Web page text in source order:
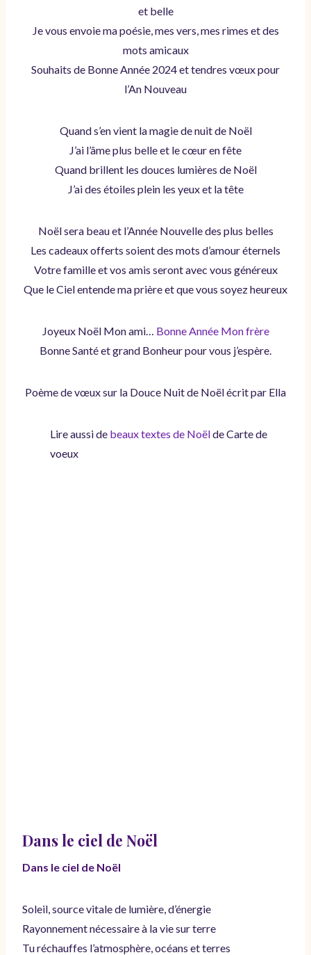
et belle
Je vous envoie ma poésie, mes vers, mes rimes et des
mots amicaux
Souhaits de Bonne Année 2024 et tendres vœux pour
l’An Nouveau
Quand s’en vient la magie de nuit de Noël
J’ai l’âme plus belle et le cœur en fête
Quand brillent les douces lumières de Noël
J’ai des étoiles plein les yeux et la tête
Noël sera beau et l’Année Nouvelle des plus belles
Les cadeaux offerts soient des mots d’amour éternels
Votre famille et vos amis seront avec vous généreux
Que le Ciel entende ma prière et que vous soyez heureux
Joyeux Noël Mon ami… Bonne Année Mon frère
Bonne Santé et grand Bonheur pour vous j’espère.
Poème de vœux sur la Douce Nuit de Noël écrit par Ella
Lire aussi de beaux textes de Noëlde Carte de
voeux
Dans le ciel de Noël
Dans le ciel de Noël
Soleil, source vitale de lumière, d’énergie
Rayonnement nécessaire à la vie sur terre
Tu réchauffes l’atmosphère, océans et terres